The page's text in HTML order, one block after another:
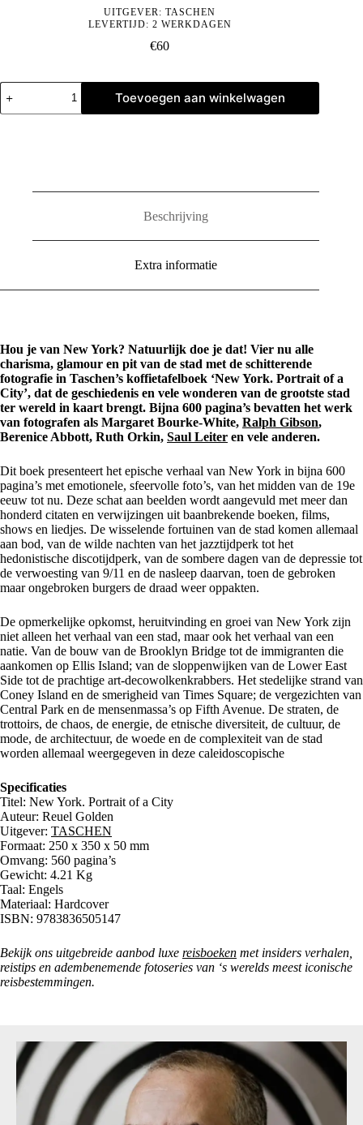
UITGEVER:TASCHEN
LEVERTIJD: 2 WERKDAGEN
€60
New
York.
Portrait
Toevoegen aan winkelwagen
Beschrijving
Extra informatie
Hou je van New York? Natuurlijk doe je dat! Vier nu alle
charisma, glamour en pit van de stad met de schitterende
fotografie in Taschen’s koffietafelboek ‘New York. Portrait of a
City’, dat de geschiedenis en vele wonderen van de grootste stad
ter wereld in kaart brengt. Bijna 600 pagina’s bevatten het werk
van fotografen als Margaret Bourke-White, Ralph Gibson,
Berenice Abbott, Ruth Orkin, Saul Leiter en vele anderen.
Dit boek presenteert het epische verhaal van New York in bijna 600
pagina’s met emotionele, sfeervolle foto’s, van het midden van de 19e
eeuw tot nu. Deze schat aan beelden wordt aangevuld met meer dan
honderd citaten en verwijzingen uit baanbrekende boeken, films,
shows en liedjes. De wisselende fortuinen van de stad komen allemaal
aan bod, van de wilde nachten van het jazztijdperk tot het
hedonistische discotijdperk, van de sombere dagen van de depressie tot
de verwoesting van 9/11 en de nasleep daarvan, toen de gebroken
maar ongebroken burgers de draad weer oppakten.
De opmerkelijke opkomst, heruitvinding en groei van New York zijn
niet alleen het verhaal van een stad, maar ook het verhaal van een
natie. Van de bouw van de Brooklyn Bridge tot de immigranten die
aankomen op Ellis Island; van de sloppenwijken van de Lower East
Side tot de prachtige art-decowolkenkrabbers. Het stedelijke strand van
Coney Island en de smerigheid van Times Square; de vergezichten van
Central Park en de mensenmassa’s op Fifth Avenue. De straten, de
trottoirs, de chaos, de energie, de etnische diversiteit, de cultuur, de
mode, de architectuur, de woede en de complexiteit van de stad
worden allemaal weergegeven in deze caleidoscopische
Specificaties
Titel: New York. Portrait of a City
Auteur: Reuel Golden
Uitgever: TASCHEN
Formaat: 250 x 350 x 50 mm
Omvang: 560 pagina’s
Gewicht: 4.21 Kg
Taal: Engels
Materiaal: Hardcover
ISBN: 9783836505147
Bekijk ons uitgebreide aanbod luxe reisboeken met insiders verhalen,
reistips en adembenemende fotoseries van ‘s werelds meest iconische
reisbestemmingen.